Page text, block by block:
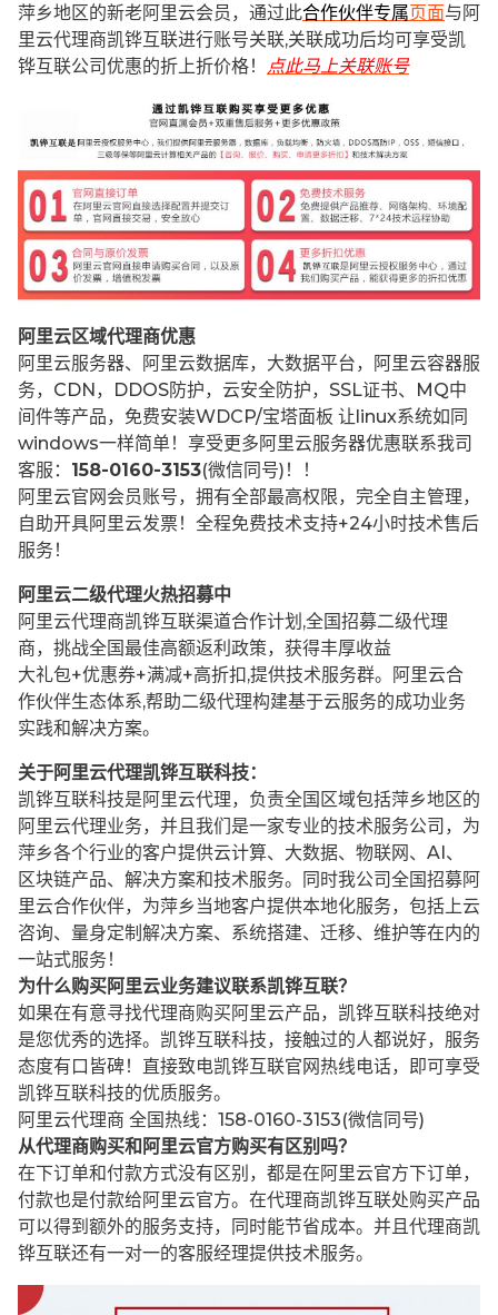
萍乡地区的新老阿里云会员，通过此合作伙伴专属页面与阿
里云代理商凯铧互联进行账号关联,关联成功后均可享受凯
铧互联公司优惠的折上折价格！
点此马上关联账号
阿里云区域代理商优惠
阿里云服务器、阿里云数据库，大数据平台，阿里云容器服
务，CDN，DDOS防护，云安全防护，SSL证书、MQ中
间件等产品，免费安装WDCP/宝塔面板 让 linux系统如同
windows一样简单！享受更多阿里云服务器优惠联系我司
客服： 158-0160-3153(微信同号)！！
阿里云官网会员账号，拥有全部最高权限，完全自主管理，
自助开具阿里云发票！全程免费技术支持+24小时技术售后
服务！
阿里云二级代理火热招募中
阿里云代理商凯铧互联渠道合作计划,全国招募二级代理
商，挑战全国最佳高额返利政策，获得丰厚收益
大礼包+优惠券+满减+高折扣,提供技术服务群。阿里云合
作伙伴生态体系,帮助二级代理构建基于云服务的成功业务
实践和解决方案。
关于阿里云代理凯铧互联科技：
凯铧互联科技是阿里云代理，负责全国区域包括萍乡地区的
阿里云代理业务，并且我们是一家专业的技术服务公司，为
萍乡各个行业的客户提供云计算、大数据、物联网、AI、
区块链产品、解决方案和技术服务。同时我公司全国招募阿
里云合作伙伴，为萍乡当地客户提供本地化服务，包括上云
咨询、量身定制解决方案、系统搭建、迁移、维护等在内的
一站式服务！
为什么购买阿里云业务建议联系凯铧互联？
如果在有意寻找代理商购买阿里云产品，凯铧互联科技绝对
是您优秀的选择。凯铧互联科技，接触过的人都说好，服务
态度有口皆碑！直接致电凯铧互联官网热线电话，即可享受
凯铧互联科技的优质服务。
阿里云代理商 全国热线：158-0160-3153(微信同号)
从代理商购买和阿里云官方购买有区别吗？
在下订单和付款方式没有区别，都是在阿里云官方下订单，
付款也是付款给阿里云官方。在代理商凯铧互联处购买产品
可以得到额外的服务支持，同时能节省成本。并且代理商凯
铧互联还有一对一的客服经理提供技术服务。